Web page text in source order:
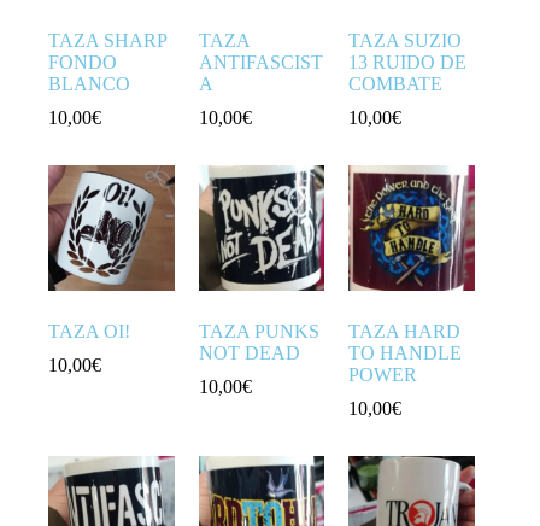
TAZA SHARP
FONDO
BLANCO
10,00€
TAZA
ANTIFASCIST
A
10,00€
TAZA SUZIO
13 RUIDO DE
COMBATE
10,00€
TAZA OI!
10,00€
TAZA PUNKS
NOT DEAD
10,00€
TAZA HARD
TO HANDLE
POWER
10,00€